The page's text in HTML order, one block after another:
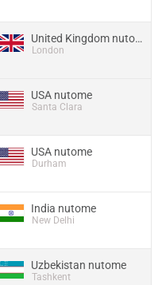
United Kingdom nutome
London
USA nutome
Santa Clara
USA nutome
Durham
India nutome
New Delhi
Uzbekistan nutome
Tashkent